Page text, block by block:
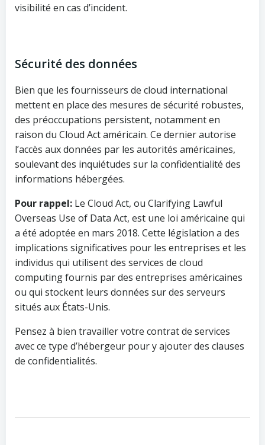
visibilité en cas d’incident.
Sécurité des données
Bien que les fournisseurs de cloud international
mettent en place des mesures de sécurité robustes,
des préoccupations persistent, notamment en
raison du Cloud Act américain. Ce dernier autorise
l’accès aux données par les autorités américaines,
soulevant des inquiétudes sur la confidentialité des
informations hébergées.
Pour rappel: Le Cloud Act, ou Clarifying Lawful
Overseas Use of Data Act, est une loi américaine qui
a été adoptée en mars 2018. Cette législation a des
implications significatives pour les entreprises et les
individus qui utilisent des services de cloud
computing fournis par des entreprises américaines
ou qui stockent leurs données sur des serveurs
situés aux États-Unis.
Pensez à bien travailler votre contrat de services
avec ce type d’hébergeur pour y ajouter des clauses
de confidentialités.